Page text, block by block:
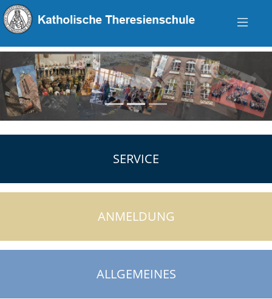
zurück
SERVICE
ANMELDUNG
ALLGEMEINES